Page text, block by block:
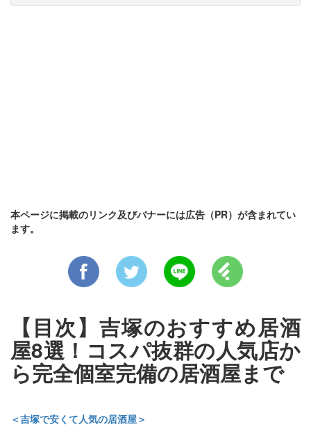
本ページに掲載のリンク及びバナーには広告（PR）が含まれてい
ます。
【目次】吉塚のおすすめ居酒
屋8選！コスパ抜群の人気店か
ら完全個室完備の居酒屋まで
＜吉塚で安くて人気の居酒屋＞